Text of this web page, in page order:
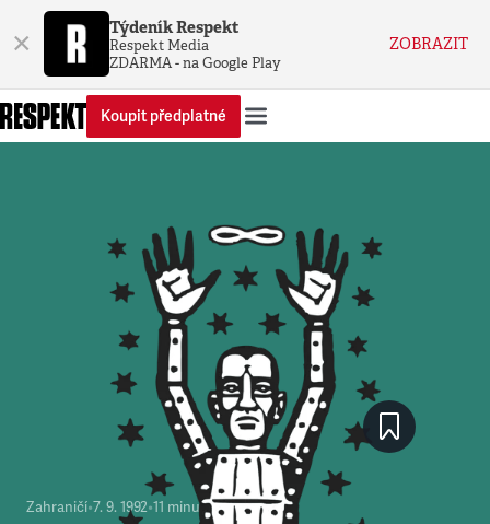
× Týdeník Respekt
Respekt Media
ZDARMA - na Google Play
ZOBRAZIT
Koupit předplatné
Zahraničí•7. 9. 1992•11 minut